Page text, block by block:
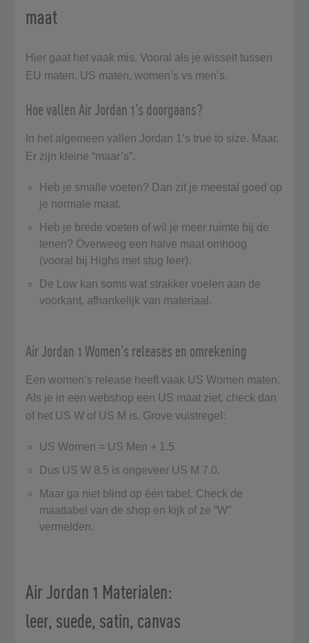
maat
Hier gaat het vaak mis. Vooral als je wisselt tussen
EU maten, US maten, women’s vs men’s.
Hoe vallen Air Jordan 1’s doorgaans?
In het algemeen vallen Jordan 1’s true to size. Maar.
Er zijn kleine “maar’s”.
Heb je smalle voeten? Dan zit je meestal goed op
je normale maat.
Heb je brede voeten of wil je meer ruimte bij de
tenen? Overweeg een halve maat omhoog
(vooral bij Highs met stug leer).
De Low kan soms wat strakker voelen aan de
voorkant, afhankelijk van materiaal.
Air Jordan 1 Women’s releases en omrekening
Een women’s release heeft vaak US Women maten.
Als je in een webshop een US maat ziet, check dan
of het US W of US M is. Grove vuistregel:
US Women = US Men + 1.5
Dus US W 8.5 is ongeveer US M 7.0.
Maar ga niet blind op één tabel. Check de
maattabel van de shop en kijk of ze “W”
vermelden.
Air Jordan 1 Materialen:
leer, suede, satin, canvas